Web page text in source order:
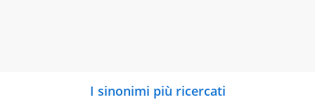
I sinonimi più ricercati